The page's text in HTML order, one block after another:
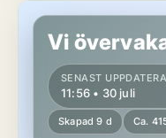
Hus i Nacka
Vi
SENAST
11:56 • 30 juli
Skapad 9 d Ca.